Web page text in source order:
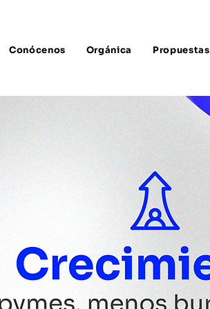
Conócenos Orgánica Propuestas